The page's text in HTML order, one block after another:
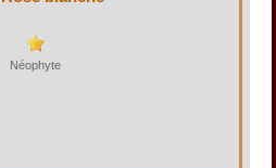
Néophyte